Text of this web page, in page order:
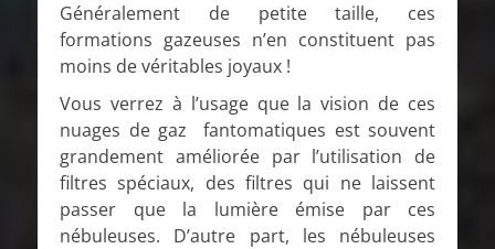
Généralement de petite taille, ces
formations gazeuses n’en constituent pas
moins de véritables joyaux !
Vous verrez à l’usage que la vision de ces
nuages de gaz fantomatiques est souvent
grandement améliorée par l’utilisation de
filtres spéciaux, des filtres qui ne laissent
passer que la lumière émise par ces
nébuleuses. D’autre part, les nébuleuses